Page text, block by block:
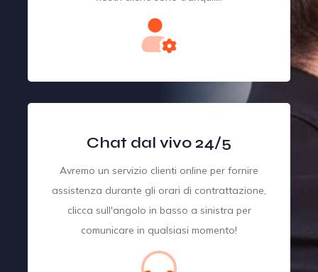
Chat dal vivo 24/5
Avremo un servizio clienti online per fornire
assistenza durante gli orari di contrattazione,
clicca sull'angolo in basso a sinistra per
comunicare in qualsiasi momento!